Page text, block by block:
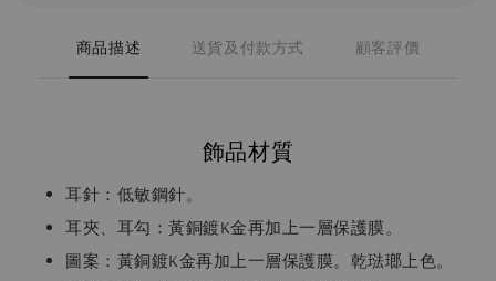
商品描述 送貨及付款方式 顧客評價
飾品材質
耳針：低敏鋼針。
耳夾、耳勾：黃銅鍍K金再加上一層保護膜。
圖案：黃銅鍍K金再加上一層保護膜。乾琺瑯上色。